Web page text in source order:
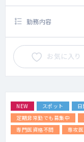
勤務内容
お気に入り
NEW スポット 日
定期非常勤でも募集中
専門医資格不問
専攻